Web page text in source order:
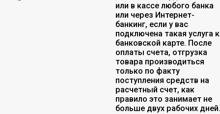
или в кассе любого банка
или через Интернет-
банкинг, если у вас
подключена такая услуга к
банковской карте. После
оплаты счета, отгрузка
товара производиться
только по факту
поступления средств на
расчетный счет, как
правило это занимает не
больше двух рабочих дней.